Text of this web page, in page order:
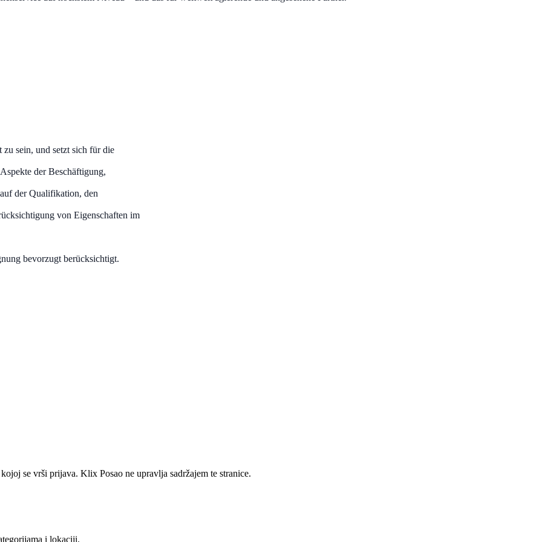
sein, und setzt sich für die
der Beschäftigung,
der Qualifikation, den
von Eigenschaften im
bevorzugt berücksichtigt.
se vrši prijava. Klix Posao ne upravlja sadržajem te stranice.
i lokaciji.